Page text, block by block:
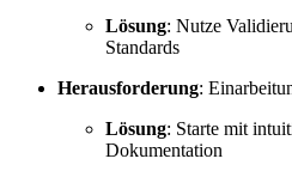
Lösung: Nutze
Standards
Herausforderung:
Lösung: Starte mit
Dokumentation